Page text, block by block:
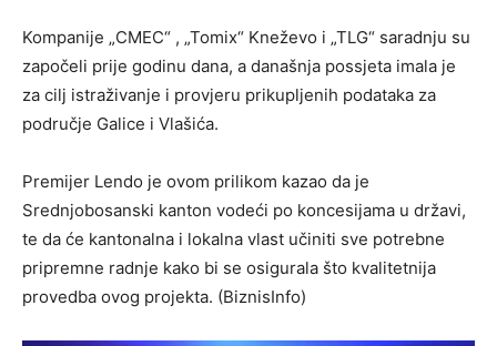
Kompanije „CMEC“ , „Tomix“ Kneževo i „TLG“ saradnju su
započeli prije godinu dana, a današnja possjeta imala je
za cilj istraživanje i provjeru prikupljenih podataka za
područje Galice i Vlašića.
Premijer Lendo je ovom prilikom kazao da je
Srednjobosanski kanton vodeći po koncesijama u državi,
te da će kantonalna i lokalna vlast učiniti sve potrebne
pripremne radnje kako bi se osigurala što kvalitetnija
provedba ovog projekta. (BiznisInfo)